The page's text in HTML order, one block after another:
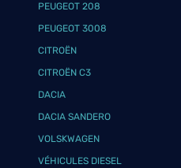
PEUGEOT 208
PEUGEOT 3008
CITROËN
CITROËN C3
DACIA
DACIA SANDERO
VOLSKWAGEN
VÉHICULES DIESEL